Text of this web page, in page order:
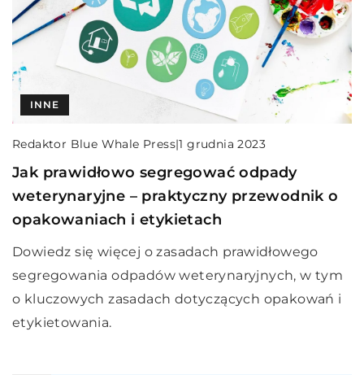
INNE
Redaktor Blue Whale Press|1 grudnia 2023
Jak prawidłowo segregować odpady
weterynaryjne – praktyczny przewodnik o
opakowaniach i etykietach
Dowiedz się więcej o zasadach prawidłowego
segregowania odpadów weterynaryjnych, w tym
o kluczowych zasadach dotyczących opakowań i
etykietowania.